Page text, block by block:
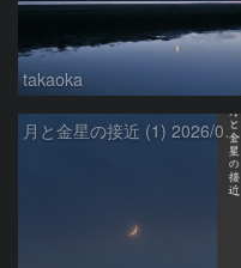
takaoka
月と金星の接近 (1) 2026/07/17